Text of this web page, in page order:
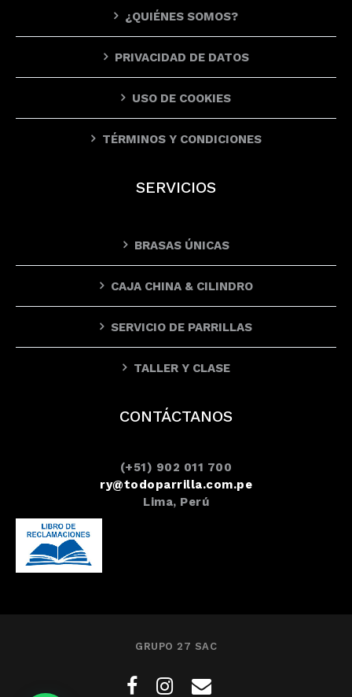
¿QUIÉNES SOMOS?
PRIVACIDAD DE DATOS
USO DE COOKIES
TÉRMINOS Y CONDICIONES
SERVICIOS
BRASAS ÚNICAS
CAJA CHINA & CILINDRO
SERVICIO DE PARRILLAS
TALLER Y CLASE
CONTÁCTANOS
(+51) 902 011 700
ry@todoparrilla.com.pe
Lima, Perú
GRUPO 27 SAC